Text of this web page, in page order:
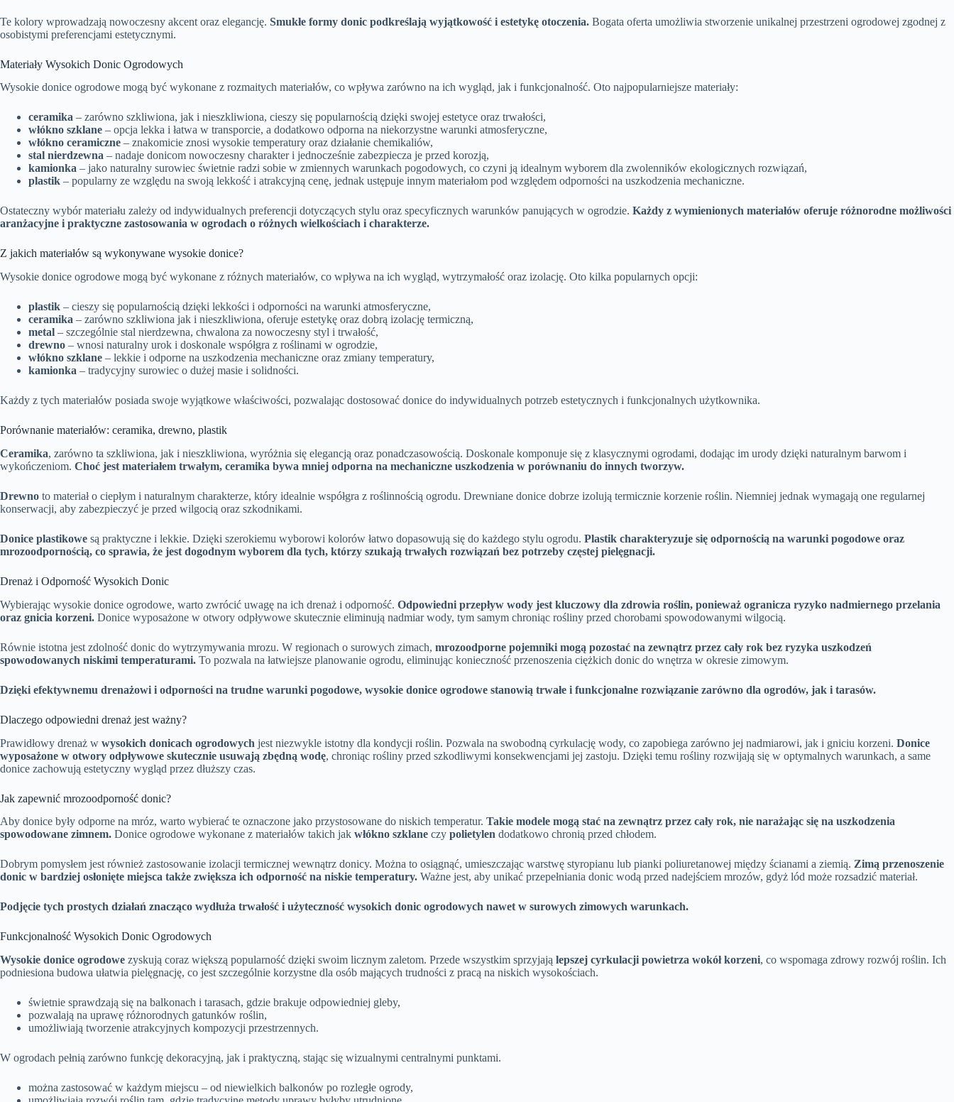
Te kolory wprowadzają nowoczesny akcent oraz elegancję. Smukłe formy donic podkreślają wyjątkowość i estetykę otoczenia. Bogata oferta umożliwia stworzenie unikalnej przestrzeni ogrodowej zgodnej z
osobistymi preferencjami estetycznymi.
Materiały Wysokich Donic Ogrodowych
Wysokie donice ogrodowe mogą być wykonane z rozmaitych materiałów, co wpływa zarówno na ich wygląd, jak i funkcjonalność. Oto najpopularniejsze materiały:
ceramika – zarówno szkliwiona, jak i nieszkliwiona, cieszy się popularnością dzięki swojej estetyce oraz trwałości,
włókno szklane – opcja lekka i łatwa w transporcie, a dodatkowo odporna na niekorzystne warunki atmosferyczne,
włókno ceramiczne – znakomicie znosi wysokie temperatury oraz działanie chemikaliów,
stal nierdzewna – nadaje donicom nowoczesny charakter i jednocześnie zabezpiecza je przed korozją,
kamionka – jako naturalny surowiec świetnie radzi sobie w zmiennych warunkach pogodowych, co czyni ją idealnym wyborem dla zwolenników ekologicznych rozwiązań,
plastik – popularny ze względu na swoją lekkość i atrakcyjną cenę, jednak ustępuje innym materiałom pod względem odporności na uszkodzenia mechaniczne.
Ostateczny wybór materiału zależy od indywidualnych preferencji dotyczących stylu oraz specyficznych warunków panujących w ogrodzie. Każdy z wymienionych materiałów oferuje różnorodne możliwości
aranżacyjne i praktyczne zastosowania w ogrodach o różnych wielkościach i charakterze.
Z jakich materiałów są wykonywane wysokie donice?
Wysokie donice ogrodowe mogą być wykonane z różnych materiałów, co wpływa na ich wygląd, wytrzymałość oraz izolację. Oto kilka popularnych opcji:
plastik – cieszy się popularnością dzięki lekkości i odporności na warunki atmosferyczne,
ceramika – zarówno szkliwiona jak i nieszkliwiona, oferuje estetykę oraz dobrą izolację termiczną,
metal – szczególnie stal nierdzewna, chwalona za nowoczesny styl i trwałość,
drewno – wnosi naturalny urok i doskonale współgra z roślinami w ogrodzie,
włókno szklane – lekkie i odporne na uszkodzenia mechaniczne oraz zmiany temperatury,
kamionka – tradycyjny surowiec o dużej masie i solidności.
Każdy z tych materiałów posiada swoje wyjątkowe właściwości, pozwalając dostosować donice do indywidualnych potrzeb estetycznych i funkcjonalnych użytkownika.
Porównanie materiałów: ceramika, drewno, plastik
Ceramika, zarówno ta szkliwiona, jak i nieszkliwiona, wyróżnia się elegancją oraz ponadczasowością. Doskonale komponuje się z klasycznymi ogrodami, dodając im urody dzięki naturalnym barwom i
wykończeniom. Choć jest materiałem trwałym, ceramika bywa mniej odporna na mechaniczne uszkodzenia w porównaniu do innych tworzyw.
Drewno to materiał o ciepłym i naturalnym charakterze, który idealnie współgra z roślinnością ogrodu. Drewniane donice dobrze izolują termicznie korzenie roślin. Niemniej jednak wymagają one regularnej
konserwacji, aby zabezpieczyć je przed wilgocią oraz szkodnikami.
Donice plastikowe są praktyczne i lekkie. Dzięki szerokiemu wyborowi kolorów łatwo dopasowują się do każdego stylu ogrodu. Plastik charakteryzuje się odpornością na warunki pogodowe oraz
mrozoodpornością, co sprawia, że jest dogodnym wyborem dla tych, którzy szukają trwałych rozwiązań bez potrzeby częstej pielęgnacji.
Drenaż i Odporność Wysokich Donic
Wybierając wysokie donice ogrodowe, warto zwrócić uwagę na ich drenaż i odporność. Odpowiedni przepływ wody jest kluczowy dla zdrowia roślin, ponieważ ogranicza ryzyko nadmiernego przelania
oraz gnicia korzeni. Donice wyposażone w otwory odpływowe skutecznie eliminują nadmiar wody, tym samym chroniąc rośliny przed chorobami spowodowanymi wilgocią.
Równie istotna jest zdolność donic do wytrzymywania mrozu. W regionach o surowych zimach, mrozoodporne pojemniki mogą pozostać na zewnątrz przez cały rok bez ryzyka uszkodzeń
spowodowanych niskimi temperaturami. To pozwala na łatwiejsze planowanie ogrodu, eliminując konieczność przenoszenia ciężkich donic do wnętrza w okresie zimowym.
Dzięki efektywnemu drenażowi i odporności na trudne warunki pogodowe, wysokie donice ogrodowe stanowią trwałe i funkcjonalne rozwiązanie zarówno dla ogrodów, jak i tarasów.
Dlaczego odpowiedni drenaż jest ważny?
Prawidłowy drenaż w wysokich donicach ogrodowych jest niezwykle istotny dla kondycji roślin. Pozwala na swobodną cyrkulację wody, co zapobiega zarówno jej nadmiarowi, jak i gniciu korzeni. Donice
wyposażone w otwory odpływowe skutecznie usuwają zbędną wodę, chroniąc rośliny przed szkodliwymi konsekwencjami jej zastoju. Dzięki temu rośliny rozwijają się w optymalnych warunkach, a same
donice zachowują estetyczny wygląd przez dłuższy czas.
Jak zapewnić mrozoodporność donic?
Aby donice były odporne na mróz, warto wybierać te oznaczone jako przystosowane do niskich temperatur. Takie modele mogą stać na zewnątrz przez cały rok, nie narażając się na uszkodzenia
spowodowane zimnem. Donice ogrodowe wykonane z materiałów takich jak włókno szklane czy polietylen dodatkowo chronią przed chłodem.
Dobrym pomysłem jest również zastosowanie izolacji termicznej wewnątrz donicy. Można to osiągnąć, umieszczając warstwę styropianu lub pianki poliuretanowej między ścianami a ziemią. Zimą przenoszenie
donic w bardziej osłonięte miejsca także zwiększa ich odporność na niskie temperatury. Ważne jest, aby unikać przepełniania donic wodą przed nadejściem mrozów, gdyż lód może rozsadzić materiał.
Podjęcie tych prostych działań znacząco wydłuża trwałość i użyteczność wysokich donic ogrodowych nawet w surowych zimowych warunkach.
Funkcjonalność Wysokich Donic Ogrodowych
Wysokie donice ogrodowe zyskują coraz większą popularność dzięki swoim licznym zaletom. Przede wszystkim sprzyjają lepszej cyrkulacji powietrza wokół korzeni, co wspomaga zdrowy rozwój roślin. Ich
podniesiona budowa ułatwia pielęgnację, co jest szczególnie korzystne dla osób mających trudności z pracą na niskich wysokościach.
świetnie sprawdzają się na balkonach i tarasach, gdzie brakuje odpowiedniej gleby,
pozwalają na uprawę różnorodnych gatunków roślin,
umożliwiają tworzenie atrakcyjnych kompozycji przestrzennych.
W ogrodach pełnią zarówno funkcję dekoracyjną, jak i praktyczną, stając się wizualnymi centralnymi punktami.
można zastosować w każdym miejscu – od niewielkich balkonów po rozległe ogrody,